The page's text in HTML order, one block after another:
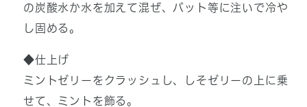
の炭酸水か水を加えて混ぜ、バット等に注いで冷や
し固める。
◆仕上げ
ミントゼリーをクラッシュし、しそゼリーの上に乗
せて、ミントを飾る。